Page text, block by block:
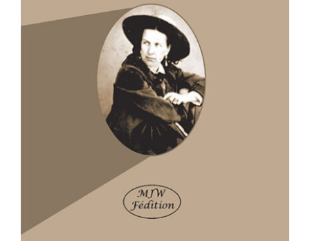
CONSTANCE NANTIER-DIDIÉE, UNE
FEMME MODERNE SOUS LE SECOND
EMPIRE